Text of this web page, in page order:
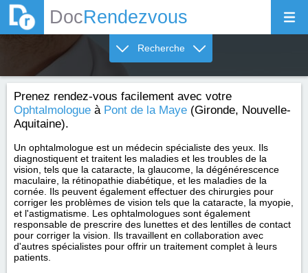
DocRendezvous
Recherche
Prenez rendez-vous facilement avec votre
Ophtalmologue à Pont de la Maye (Gironde, Nouvelle-
Aquitaine).
Un ophtalmologue est un médecin spécialiste des yeux. Ils
diagnostiquent et traitent les maladies et les troubles de la
vision, tels que la cataracte, la glaucome, la dégénérescence
maculaire, la rétinopathie diabétique, et les maladies de la
cornée. Ils peuvent également effectuer des chirurgies pour
corriger les problèmes de vision tels que la cataracte, la myopie,
et l'astigmatisme. Les ophtalmologues sont également
responsable de prescrire des lunettes et des lentilles de contact
pour corriger la vision. Ils travaillent en collaboration avec
d'autres spécialistes pour offrir un traitement complet à leurs
patients.